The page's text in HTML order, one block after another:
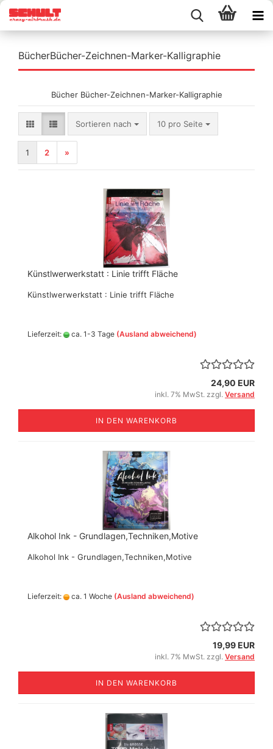
BücherBücher-Zeichnen-Marker-Kalligraphie
Bücher Bücher-Zeichnen-Marker-Kalligraphie
Sortieren nach
Sortieren nach 10 pro Seite
pro Seite
1 2 »
Künstlwerwerkstatt : Linie trifft Fläche
Künstlwerwerkstatt : Linie trifft Fläche
Lieferzeit: ca. 1-3 Tage (Ausland abweichend)
24,90 EUR
inkl. 7% MwSt. zzgl. Versand
IN DEN WARENKORB
Alkohol Ink - Grundlagen,Techniken,Motive
Alkohol Ink - Grundlagen,Techniken,Motive
Lieferzeit: ca. 1 Woche (Ausland abweichend)
19,99 EUR
inkl. 7% MwSt. zzgl. Versand
IN DEN WARENKORB